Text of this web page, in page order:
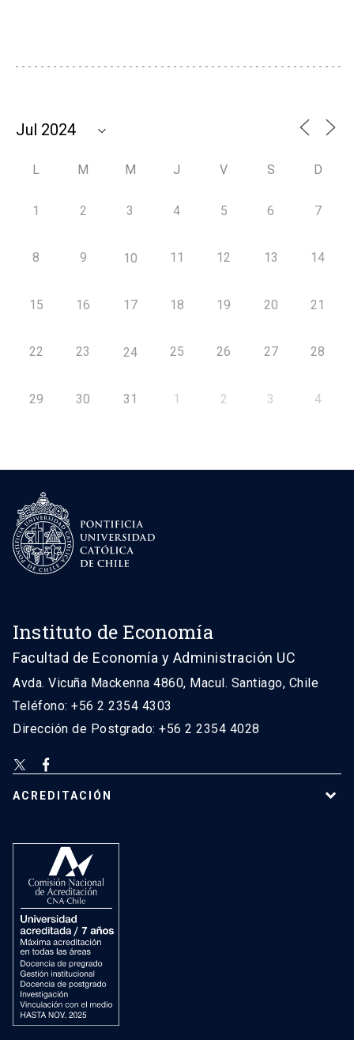
L M M J V S D
1 2 3 4 5 6 7
8 9 10 11 12 13 14
15 16 17 18 19 20 21
22 23 24 25 26 27 28
29 30 31 1 2 3 4
Instituto de Economía
Facultad de Economía y Administración UC
Avda. Vicuña Mackenna 4860, Macul. Santiago, Chile
Teléfono: +56 2 2354 4303
Dirección de Postgrado: +56 2 2354 4028
ACREDITACIÓN